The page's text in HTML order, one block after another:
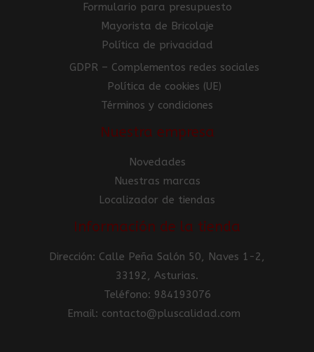
Formulario para presupuesto
Mayorista de Bricolaje
Política de privacidad
GDPR – Complementos redes sociales
Política de cookies (UE)
Términos y condiciones
Nuestra empresa
Novedades
Nuestras marcas
Localizador de tiendas
Información de la tienda
Dirección: Calle Peña Salón 50, Naves 1-2,
33192, Asturias.
Teléfono: 984193076
Email: contacto@pluscalidad.com